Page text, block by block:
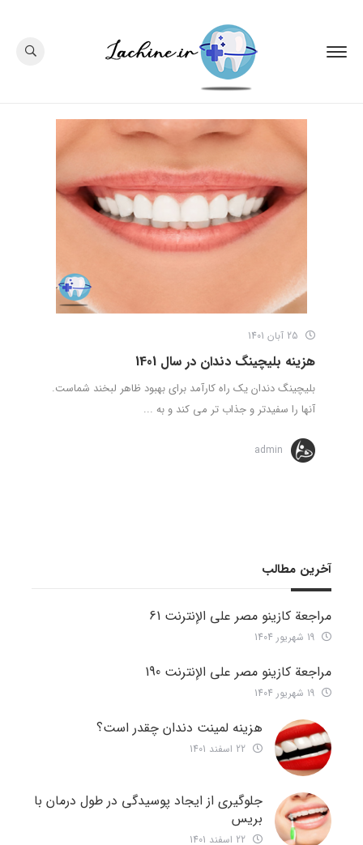
هزینه بلیچینگ دندان در سال 1401
بلیچینگ دندان یک راه کارآمد برای بهبود ظاهر لبخند شماست.
آنها را سفیدتر و جذاب تر می کند و به ...
admin
آخرین مطالب
مراجعة كازينو مصر على الإنترنت 61
مراجعة كازينو مصر على الإنترنت 190
هزینه لمینت دندان چقدر است؟
جلوگیری از ایجاد پوسیدگی در طول درمان با
بریس